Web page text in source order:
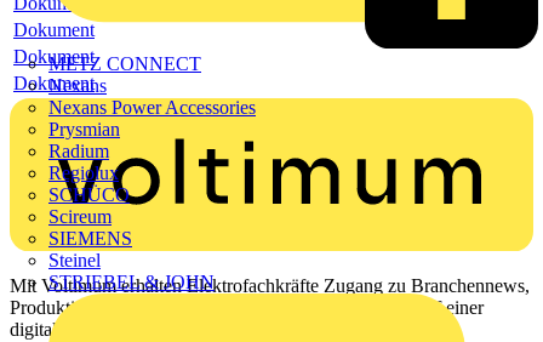
METZ CONNECT
Nexans
Nexans Power Accessories
Prysmian
Radium
Regiolux
SCHÜCO
Scireum
SIEMENS
Steinel
STRIEBEL & JOHN
Dokument
Dokument
Dokument
Mit Voltimum erhalten Elektrofachkräfte Zugang zu Branchennews,
Produktinformationen, Schulungen und Tools – alles auf einer
digitalen Plattform und Community.